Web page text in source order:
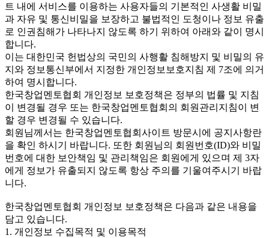
트 내에 서비스를 이용하는 사용자들의 기본적인 사생활 비밀
과 자유 및 통신비밀을 보장하고 불법적인 도청이나 정보 유출
로 인권침해가 나타나지 않도록 하기 위하여 아래와 같이 명시
합니다.
이는 대한민국 헌법상의 국민의 사행활 침해방지 및 비밀의 유
지와 정보통신부에서 지정한 개인정보보호지침 제 7조에 의거
하여 명시합니다.
한국창업멘토협회 개인정보 보호정책은 정부의 법률 및 지침
이 변경될 경우 또는 한국창업멘토협회의 회원관리지침이 변
할 경우 변경될 수 있습니다.
회원님께서는 한국창업멘토협회사이트 방문시에 공지사항란
을 확인 하시기 바랍니다. 또한 회원님의 회원번호(ID)와 비밀
번호에 대한 보안책임 및 관리책임은 회원에게 있으며 제 3자
에게 정보가 유출되지 않도록 항상 주의를 기울여주시기 바랍
니다.
한국창업멘토협회 개인정보 보호정책은 다음과 같은 내용을
담고 있습니다.
1. 개인정보 수집목적 및 이용목적